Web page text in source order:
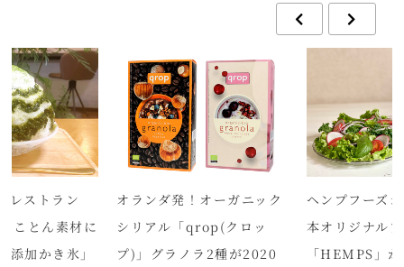
レストラン
ことん素材に
添加かき氷」
オランダ発！オーガニック
シリアル「qrop(クロッ
プ)」グラノラ2種が2020
ヘンプフーズ
本オリジナル
「HEMPS」